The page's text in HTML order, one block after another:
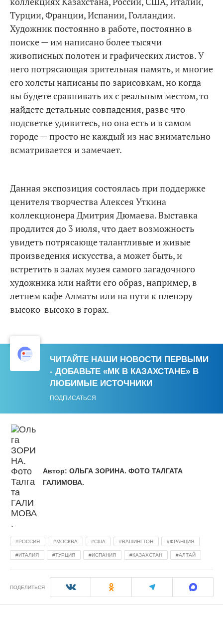
Турции, Франции, Испании, Голландии.
Художник постоянно в работе, постоянно в
поиске — им написано более тысячи
живописных полотен и графических листов. У
него потрясающая зрительная память, и многие
его холсты написаны по зарисовкам, но когда
вы будете сравнивать их с реальным местом, то
найдете детальные совпадения, разве что
подсветке удивитесь, но она есть и в самом
городе — просто не каждый из нас внимательно
всматривается и замечает.
Данная экспозиция состоялась при поддержке
ценителя творчества Алексея Уткина
коллекционера Дмитрия Дюмаева. Выставка
продлится до 3 июля, что дает возможность
увидеть потрясающе талантливые и живые
произведения искусства, а может быть, и
встретить в залах музея самого загадочного
художника или найти его образ, например, в
летнем кафе Алматы или на пути к пленэру
высоко-высоко в горах.
ЧИТАЙТЕ НАШИ НОВОСТИ ПЕРВЫМИ
- ДОБАВЬТЕ «МК В КАЗАХСТАНЕ» В
ЛЮБИМЫЕ ИСТОЧНИКИ
ПОДПИСАТЬСЯ
Автор: ОЛЬГА ЗОРИНА. ФОТО ТАЛГАТА
ГАЛИМОВА.
РОССИЯ МОСКВА США ВАШИНГТОН ФРАНЦИЯ
ИТАЛИЯ ТУРЦИЯ ИСПАНИЯ КАЗАХСТАН АЛТАЙ
ПОДЕЛИТЬСЯ